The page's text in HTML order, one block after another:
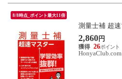
8/8時点_ポイント最大11倍
測量士補 超
2,860円
26
HonyaClub.com